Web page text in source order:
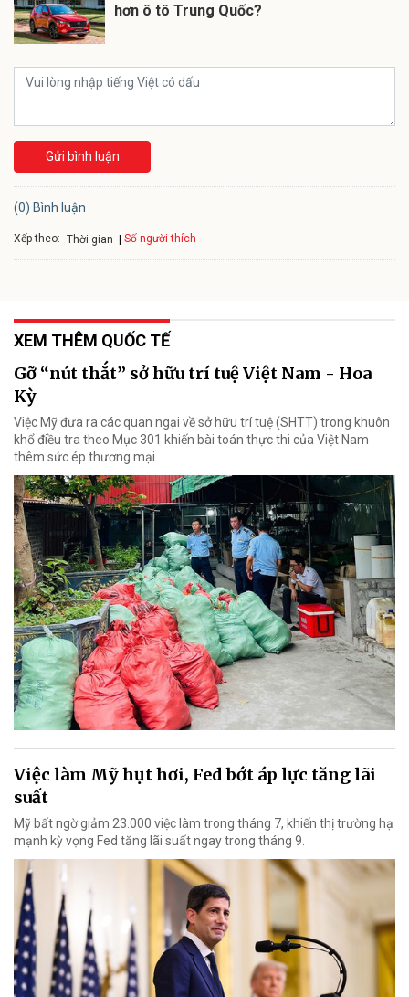
hơn ô tô Trung Quốc?
Gửi bình luận
(0) Bình luận
Xếp theo: Thời gian Số người thích
XEM THÊM QUỐC TẾ
Gỡ “nút thắt” sở hữu trí tuệ Việt Nam - Hoa
Kỳ
Việc Mỹ đưa ra các quan ngại về sở hữu trí tuệ (SHTT) trong khuôn
khổ điều tra theo Mục 301 khiến bài toán thực thi của Việt Nam
thêm sức ép thương mại.
Việc làm Mỹ hụt hơi, Fed bớt áp lực tăng lãi
suất
Mỹ bất ngờ giảm 23.000 việc làm trong tháng 7, khiến thị trường hạ
mạnh kỳ vọng Fed tăng lãi suất ngay trong tháng 9.